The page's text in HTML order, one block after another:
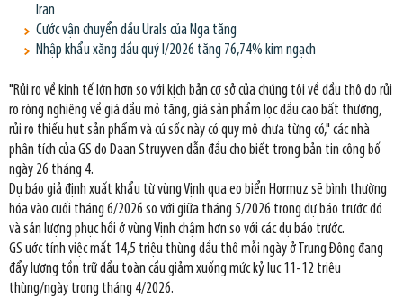
Iran
Cước vận chuyển dầu Urals của Nga tăng
Nhập khẩu xăng dầu quý I/2026 tăng 76,74% kim ngạch
"Rủi ro về kinh tế lớn hơn so với kịch bản cơ sở của chúng tôi về dầu thô do rủi
ro ròng nghiêng về giá dầu mỏ tăng, giá sản phẩm lọc dầu cao bất thường,
rủi ro thiếu hụt sản phẩm và cú sốc này có quy mô chưa từng có," các nhà
phân tích của GS do Daan Struyven dẫn đầu cho biết trong bản tin công bố
ngày 26 tháng 4.
Dự báo giả định xuất khẩu từ vùng Vịnh qua eo biển Hormuz sẽ bình thường
hóa vào cuối tháng 6/2026 so với giữa tháng 5/2026 trong dự báo trước đó
và sản lượng phục hồi ở vùng Vịnh chậm hơn so với các dự báo trước.
GS ước tính việc mất 14,5 triệu thùng dầu thô mỗi ngày ở Trung Đông đang
đẩy lượng tồn trữ dầu toàn cầu giảm xuống mức kỷ lục 11-12 triệu
thùng/ngày trong tháng 4/2026.